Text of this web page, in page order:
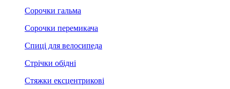
Сорочки гальма
Сорочки перемикача
Спиці для велосипеда
Стрічки обідні
Стяжки ексцентрикові